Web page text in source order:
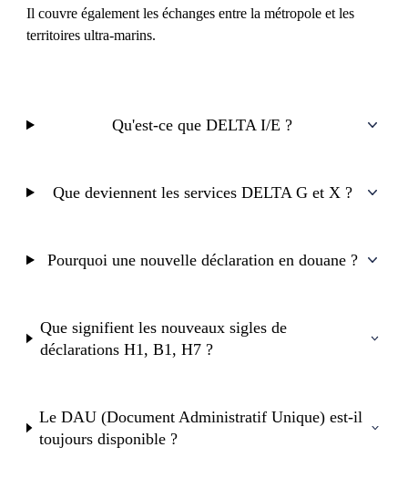
Il couvre également les échanges entre la métropole et les
territoires ultra-marins.
Qu'est-ce que DELTA I/E ?
Que deviennent les services DELTA G et X ?
Pourquoi une nouvelle déclaration en douane ?
Que signifient les nouveaux sigles de
déclarations H1, B1, H7 ?
Le DAU (Document Administratif Unique) est-il
toujours disponible ?